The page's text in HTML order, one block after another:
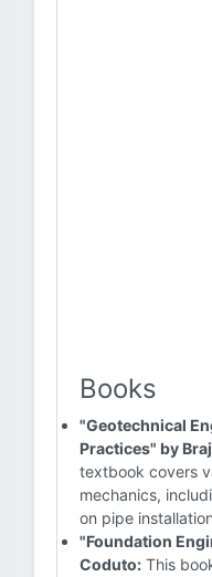
Books
"Geotechnical
Practices" by
textbook covers
mechanics,
on pipe
"Foundation
Coduto: This